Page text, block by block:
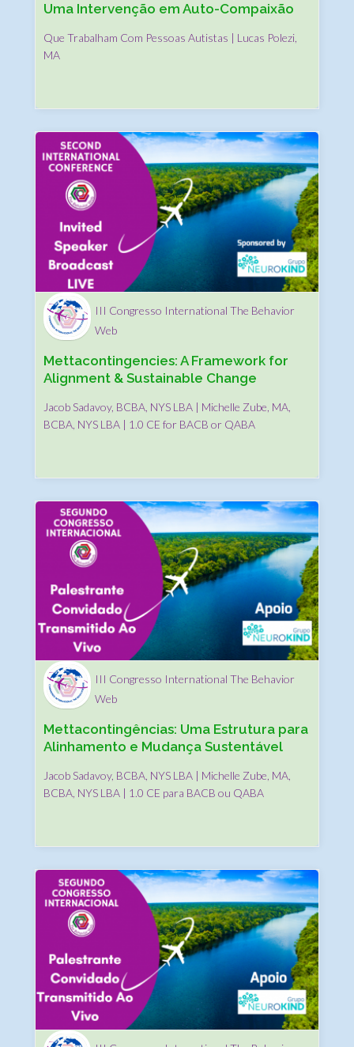
Uma Intervenção em Auto-Compaixão
Que Trabalham Com Pessoas Autistas | Lucas Polezi,
MA
III Congresso International The Behavior
Web
Mettacontingencies: A Framework for
Alignment & Sustainable Change
Jacob Sadavoy, BCBA, NYS LBA | Michelle Zube, MA,
BCBA, NYS LBA | 1.0 CE for BACB or QABA
III Congresso International The Behavior
Web
Mettacontingências: Uma Estrutura para
Alinhamento e Mudança Sustentável
Jacob Sadavoy, BCBA, NYS LBA | Michelle Zube, MA,
BCBA, NYS LBA | 1.0 CE para BACB ou QABA